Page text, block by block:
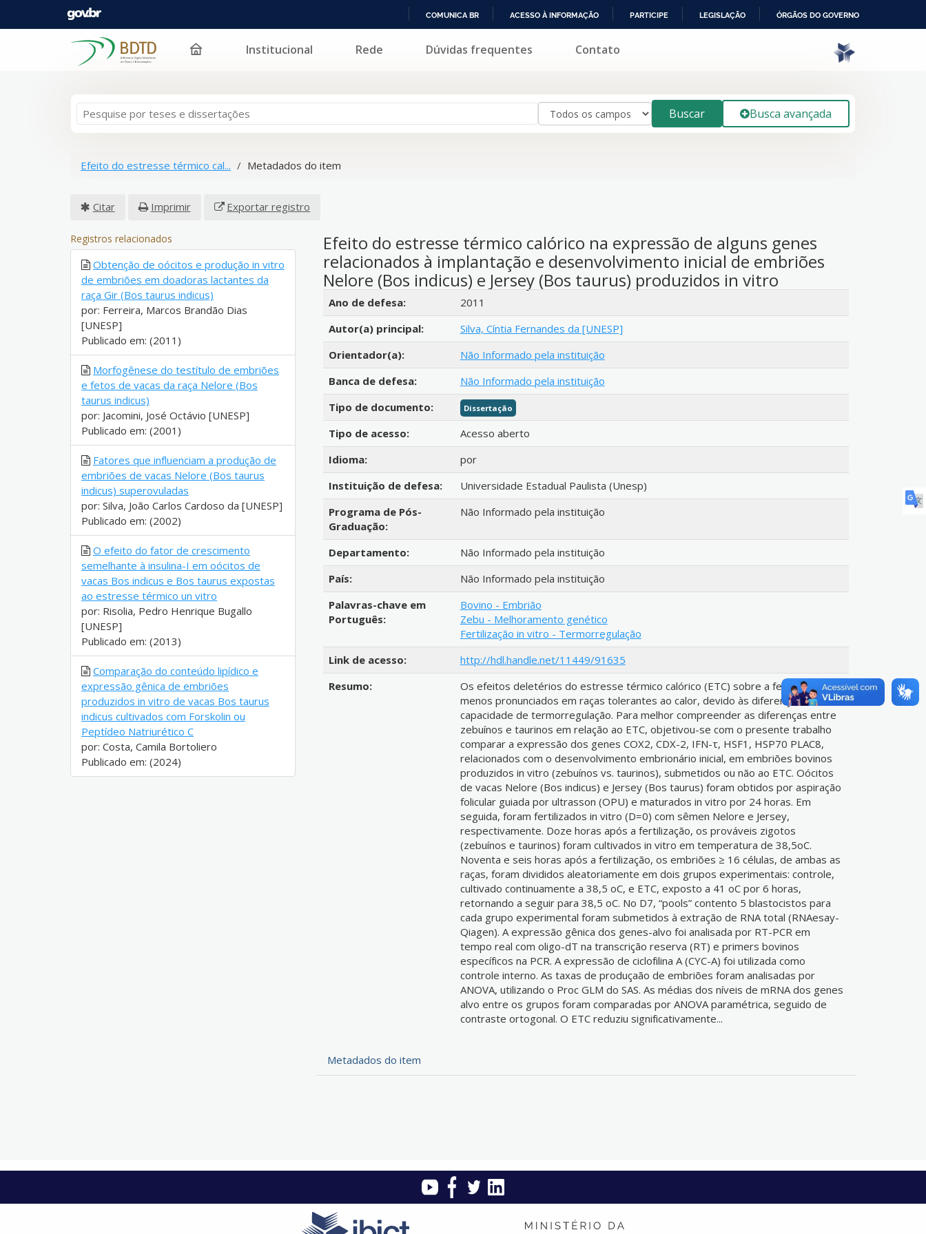
PARA
COMUNICA BR ACESSO À INFORMAÇÃO PARTICIPE LEGISLAÇÃO ÓRGÃOS DO GOVERNO
Pular para o conteúdo Institucional Rede Dúvidas frequentes Contato
Buscar Busca avançada
Efeito do estresse térmico cal... Metadados do item
Citar Imprimir Exportar registro
Efeito do estresse térmico calórico na expressão de alguns genes
relacionados à implantação e desenvolvimento inicial de embriões
Nelore (Bos indicus) e Jersey (Bos taurus) produzidos in vitro
Detalhes bibliográficos
Ano de defesa:
2011
Autor(a) principal:
Silva, Cíntia Fernandes da [UNESP]
Orientador(a):
Não Informado pela instituição
Banca de defesa:
Não Informado pela instituição
Tipo de documento:
Dissertação
Tipo de acesso:
Acesso aberto
Idioma:
por
Instituição de defesa:
Universidade Estadual Paulista (Unesp)
Programa de Pós-
Graduação:
Não Informado pela instituição
Departamento:
Não Informado pela instituição
País:
Não Informado pela instituição
Palavras-chave em
Português:
Bovino - Embrião
Zebu - Melhoramento genético
Fertilização in vitro - Termorregulação
Link de acesso:
http://hdl.handle.net/11449/91635
Resumo:
Os efeitos deletérios do estresse térmico calórico (ETC) sobre a fertilidade são
menos pronunciados em raças tolerantes ao calor, devido às diferenças na
capacidade de termorregulação. Para melhor compreender as diferenças entre
zebuínos e taurinos em relação ao ETC, objetivou-se com o presente trabalho
comparar a expressão dos genes COX2, CDX-2, IFN-τ, HSF1, HSP70 PLAC8,
relacionados com o desenvolvimento embrionário inicial, em embriões bovinos
produzidos in vitro (zebuínos vs. taurinos), submetidos ou não ao ETC. Oócitos
de vacas Nelore (Bos indicus) e Jersey (Bos taurus) foram obtidos por aspiração
folicular guiada por ultrasson (OPU) e maturados in vitro por 24 horas. Em
seguida, foram fertilizados in vitro (D=0) com sêmen Nelore e Jersey,
respectivamente. Doze horas após a fertilização, os prováveis zigotos
(zebuínos e taurinos) foram cultivados in vitro em temperatura de 38,5oC.
Noventa e seis horas após a fertilização, os embriões ≥ 16 células, de ambas as
raças, foram divididos aleatoriamente em dois grupos experimentais: controle,
cultivado continuamente a 38,5 oC, e ETC, exposto a 41 oC por 6 horas,
retornando a seguir para 38,5 oC. No D7, “pools” contento 5 blastocistos para
cada grupo experimental foram submetidos à extração de RNA total (RNAesay-
Qiagen). A expressão gênica dos genes-alvo foi analisada por RT-PCR em
tempo real com oligo-dT na transcrição reserva (RT) e primers bovinos
específicos na PCR. A expressão de ciclofilina A (CYC-A) foi utilizada como
controle interno. As taxas de produçaão de embriões foram analisadas por
ANOVA, utilizando o Proc GLM do SAS. As médias dos níveis de mRNA dos genes
alvo entre os grupos foram comparadas por ANOVA paramétrica, seguido de
contraste ortogonal. O ETC reduziu significativamente...
Metadados do item
Registros relacionados
Obtenção de oócitos e produção in vitro
de embriões em doadoras lactantes da
raça Gir (Bos taurus indicus)
por: Ferreira, Marcos Brandão Dias
[UNESP]
Publicado em: (2011)
Morfogênese do testítulo de embriões
e fetos de vacas da raça Nelore (Bos
taurus indicus)
por: Jacomini, José Octávio [UNESP]
Publicado em: (2001)
Fatores que influenciam a produção de
embriões de vacas Nelore (Bos taurus
indicus) superovuladas
por: Silva, João Carlos Cardoso da [UNESP]
Publicado em: (2002)
O efeito do fator de crescimento
semelhante à insulina-I em oócitos de
vacas Bos indicus e Bos taurus expostas
ao estresse térmico un vitro
por: Risolia, Pedro Henrique Bugallo
[UNESP]
Publicado em: (2013)
Comparação do conteúdo lipídico e
expressão gênica de embriões
produzidos in vitro de vacas Bos taurus
indicus cultivados com Forskolin ou
Peptídeo Natriurético C
por: Costa, Camila Bortoliero
Publicado em: (2024)